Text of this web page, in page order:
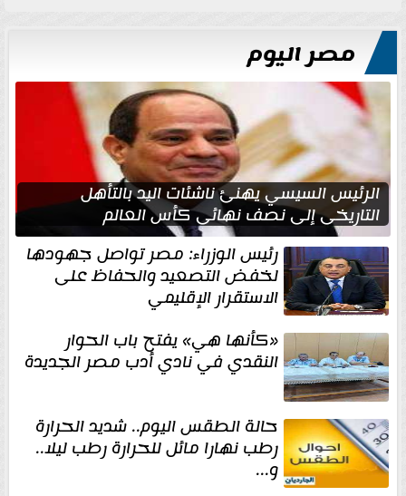
مصر اليوم
الرئيس السيسي يهنئ ناشئات اليد بالتأهل
التاريخي إلى نصف نهائي كأس العالم
رئيس الوزراء: مصر تواصل جهودها
لخفض التصعيد والحفاظ على
الاستقرار الإقليمي
«كأنها هي» يفتح باب الحوار
النقدي في نادي أدب مصر الجديدة
حالة الطقس اليوم.. شديد الحرارة
رطب نهارا مائل للحرارة رطب ليلا..
و...